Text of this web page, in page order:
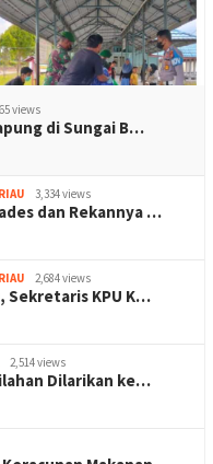
views
di Sungai B…
3,334 views
dan Rekannya …
2,684 views
Sekretaris KPU K…
2,514 views
Dilarikan ke…